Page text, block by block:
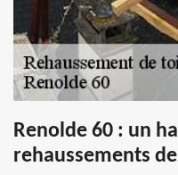
Renolde 60 : un
rehaussements